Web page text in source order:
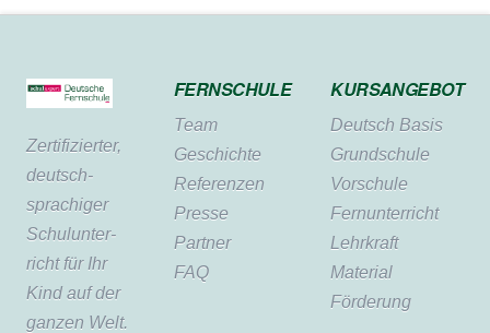
Zertifi­zierter,
deutsch­
sprachiger
Schul­unter­
richt für Ihr
Kind auf der
ganzen Welt.
FERNSCHULE
Team
Geschichte
Referenzen
Presse
Partner
FAQ
KURSANGEBOT
Deutsch Basis
Grundschule
Vorschule
Fernunterricht
Lehrkraft
Material
Förderung